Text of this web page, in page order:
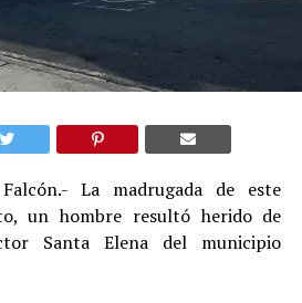
La madrugada de este
un hombre resultó herido de
Santa Elena del municipio